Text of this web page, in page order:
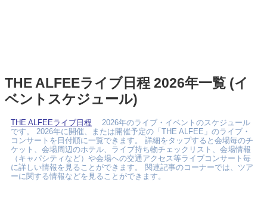
THE ALFEEライブ日程 2026年一覧 (イ
ベントスケジュール)
THE ALFEEライブ日程 2026年のライブ・イベントのスケジュール
です。 2026年に開催、または開催予定の「THE ALFEE」のライブ・
コンサートを日付順に一覧できます。 詳細をタップすると会場毎のチ
ケット、会場周辺のホテル、ライブ持ち物チェックリスト、会場情報
（キャパシティなど）や会場への交通アクセス等ライブコンサート毎
に詳しい情報を見ることができます。 関連記事のコーナーでは、ツア
ーに関する情報などを見ることができます。